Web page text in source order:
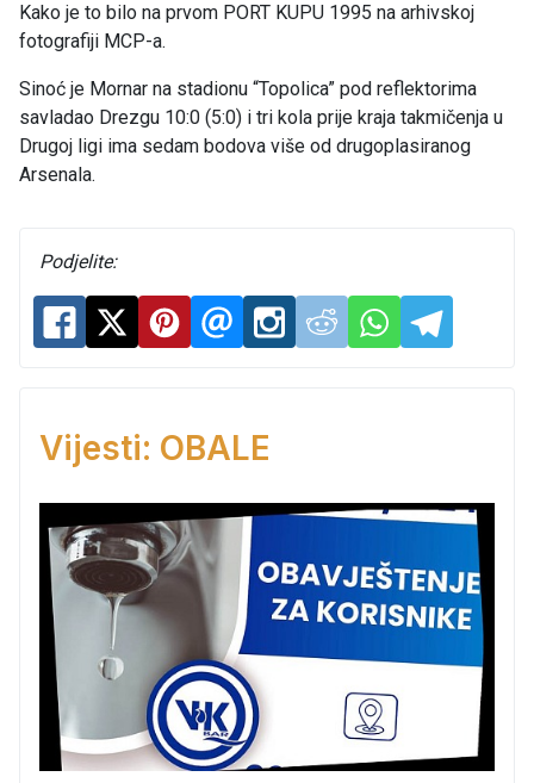
Kako je to bilo na prvom PORT KUPU 1995 na arhivskoj
fotografiji MCP-a.
Sinoć je Mornar na stadionu “Topolica” pod reflektorima
savladao Drezgu 10:0 (5:0) i tri kola prije kraja takmičenja u
Drugoj ligi ima sedam bodova više od drugoplasiranog
Arsenala.
Podjelite:
Vijesti: OBALE